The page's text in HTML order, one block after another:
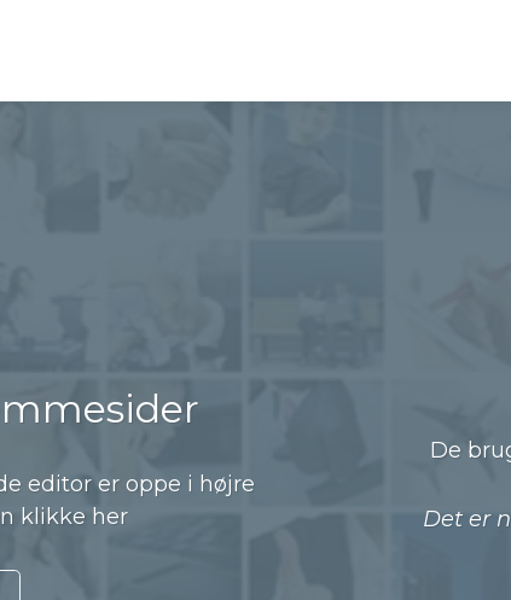
editor er oppe i højre
klikke her
De
Det er